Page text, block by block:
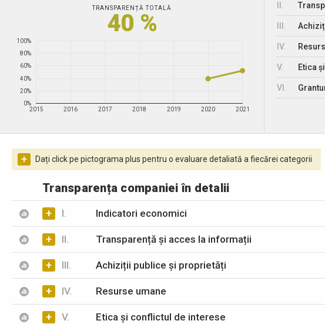
TRANSPARENȚĂ TOTALĂ
40 %
2015 2016 2017 2018 2019 2020 2021
0%
20%
40%
60%
80%
100%
IV.
V. Etica
VI.
+ Dați click pe pictograma plus pentru o evaluare detaliată a fiecărei categorii
Transparența companiei în detalii
+ I. Indicatori economici
+ II. Transparență și acces la informații
+ III. Achiziții publice și proprietăți
+ IV. Resurse umane
+ V. Etica și conflictul de interese